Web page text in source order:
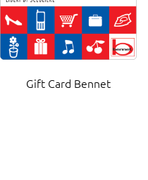
Gift Card Bennet